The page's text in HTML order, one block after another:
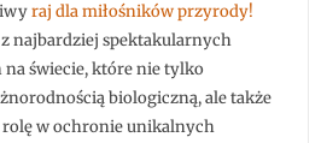
raj dla miłośników przyrody!
najbardziej spektakularnych
świecie, które nie tylko
biologiczną, ale także
w ochronie unikalnych